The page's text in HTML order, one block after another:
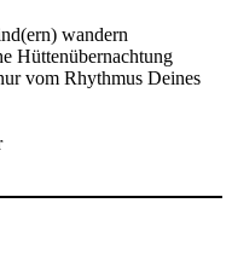
wandern
Hüttenübernachtung
vom Rhythmus Deines